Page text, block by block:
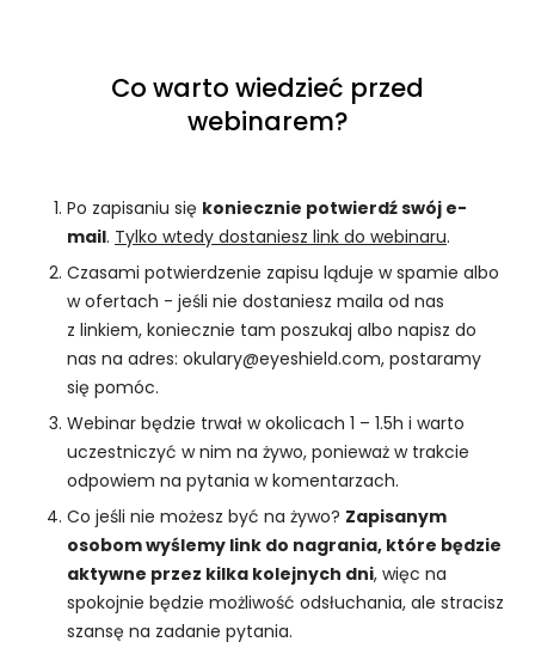
Co warto wiedzieć przed
webinarem?
Po zapisaniu się koniecznie potwierdź swój e-
mail. Tylko wtedy dostaniesz link do webinaru.
Czasami potwierdzenie zapisu ląduje w spamie albo
w ofertach - jeśli nie dostaniesz maila od nas
z linkiem, koniecznie tam poszukaj albo napisz do
nas na adres: okulary@eyeshield.com, postaramy
się pomóc.
Webinar będzie trwał w okolicach 1 – 1.5h i warto
uczestniczyć w nim na żywo, ponieważ w trakcie
odpowiem na pytania w komentarzach.
Co jeśli nie możesz być na żywo? Zapisanym
osobom wyślemy link do nagrania, które będzie
aktywne przez kilka kolejnych dni, więc na
spokojnie będzie możliwość odsłuchania, ale stracisz
szansę na zadanie pytania.